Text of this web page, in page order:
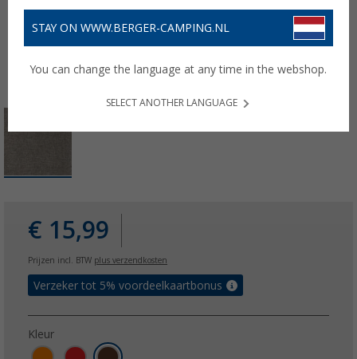
€ 15,99
Prijzen incl. BTW plus verzendkosten
Verzeker tot 5% voordeelkaartbonus
Kleur
STAY ON WWW.BERGER-CAMPING.NL
You can change the language at any time in the webshop.
SELECT ANOTHER LANGUAGE